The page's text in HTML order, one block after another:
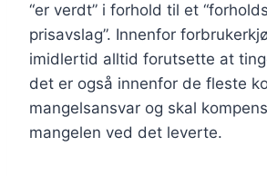
“er verdt” i forhold til et
prisavslag”. Innenfor
imidlertid alltid forutsette at
det er også innenfor de fleste
mangelsansvar og skal
mangelen ved det leverte.